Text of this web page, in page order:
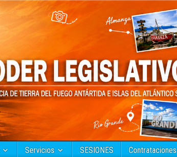
Servicios SESIONES Contrataciones